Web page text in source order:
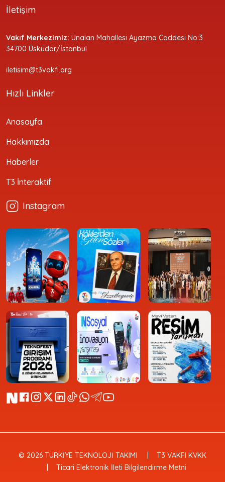
İletişim
Vakıf Merkezimiz: Ünalan Mahallesi Ayazma Caddesi No:3
34700 Üsküdar/İstanbul
iletisim@t3vakfi.org
Hızlı Linkler
Anasayfa
Hakkımızda
Haberler
T3 İnteraktif
Instagram
© 2026 TÜRKİYE TEKNOLOJİ TAKIMI
T3 VAKFI KVKK
Ticari Elektronik İleti Bilgilendirme Metni